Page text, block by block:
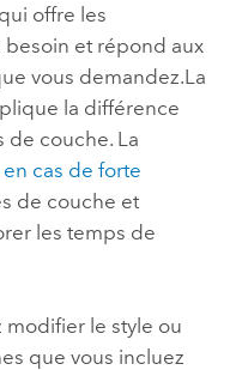
offre les
besoin et répond aux
vous demandez.La
la différence
de couche.La
cas de forte
de couche et
les temps de
modifier le style ou
que vous incluez